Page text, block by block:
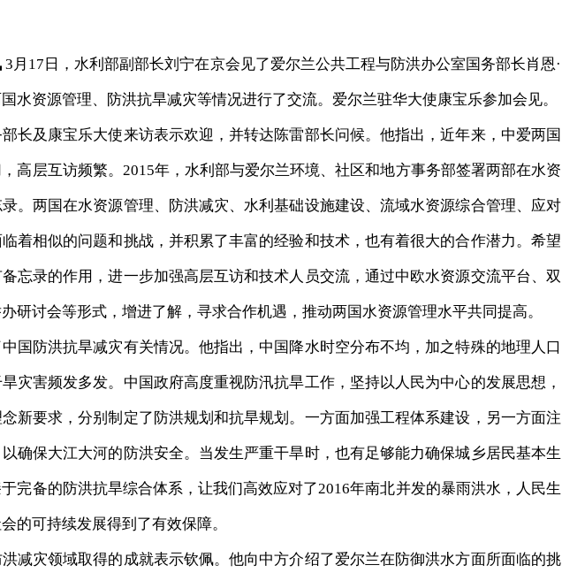
3月17日，水利部副部长刘宁在京会见了爱尔兰公共工程与防洪办公室国务部长肖恩·
水资源管理、防洪抗旱减灾等情况进行了交流。爱尔兰驻华大使康宝乐参加会见。
及康宝乐大使来访表示欢迎，并转达陈雷部长问候。他指出，近年来，中爱两国
高层互访频繁。2015年，水利部与爱尔兰环境、社区和地方事务部签署两部在水资
。两国在水资源管理、防洪减灾、水利基础设施建设、流域水资源综合管理、应对
着相似的问题和挑战，并积累了丰富的经验和技术，也有着很大的合作潜力。希望
忘录的作用，进一步加强高层互访和技术人员交流，通过中欧水资源交流平台、双
研讨会等形式，增进了解，寻求合作机遇，推动两国水资源管理水平共同提高。
防洪抗旱减灾有关情况。他指出，中国降水时空分布不均，加之特殊的地理人口
灾害频发多发。中国政府高度重视防汛抗旱工作，坚持以人民为中心的发展思想，
新要求，分别制定了防洪规划和抗旱规划。一方面加强工程体系建设，另一方面注
确保大江大河的防洪安全。当发生严重干旱时，也有足够能力确保城乡居民基本生
完备的防洪抗旱综合体系，让我们高效应对了2016年南北并发的暴雨洪水，人民生
的可持续发展得到了有效保障。
灾领域取得的成就表示钦佩。他向中方介绍了爱尔兰在防御洪水方面所面临的挑